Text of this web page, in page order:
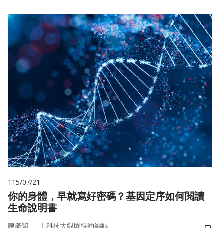
115/07/21
你的身體，早就寫好密碼？基因定序如何閱讀
生命說明書
陳彥諺 ｜ 科技大觀園特約編輯